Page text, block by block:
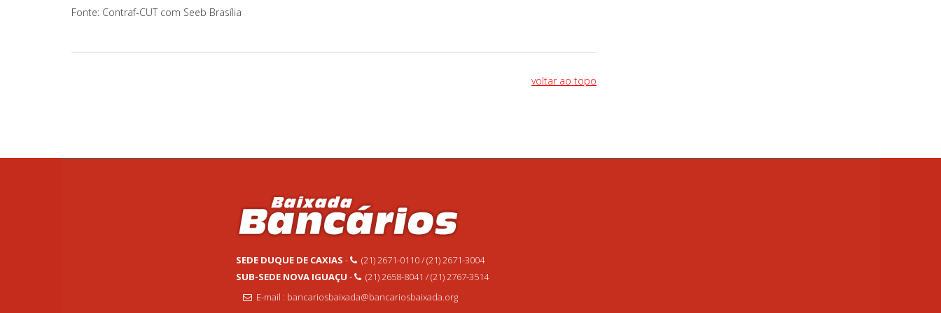
Fonte: Contraf-CUT com Seeb Brasília
voltar ao topo
SEDE DUQUE DE CAXIAS -
(21) 2671-0110 / (21) 2671-3004
SUB-SEDE NOVA IGUAÇU -
(21) 2658-8041 / (21) 2767-3514
E-mail : bancariosbaixada@bancariosbaixada.org